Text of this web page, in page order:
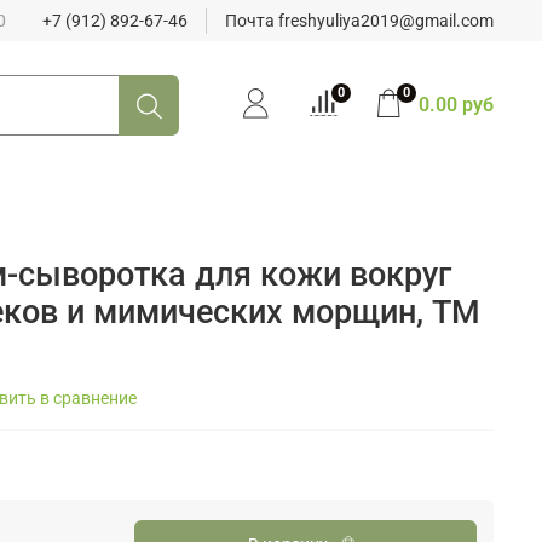
+7 (912) 892-67-46 Почта freshyuliya2019@gmail.com
0 0 0.00 руб
для кожи вокруг
и мимических морщин, ТМ
в сравнение